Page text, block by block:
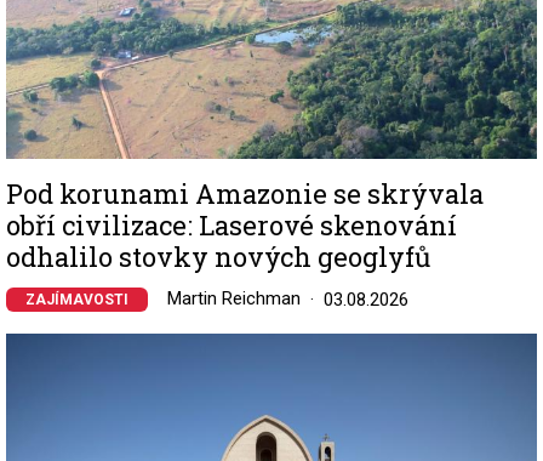
Pod korunami Amazonie se skrývala
obří civilizace: Laserové skenování
odhalilo stovky nových geoglyfů
ZAJÍMAVOSTI Martin Reichman 03.08.2026